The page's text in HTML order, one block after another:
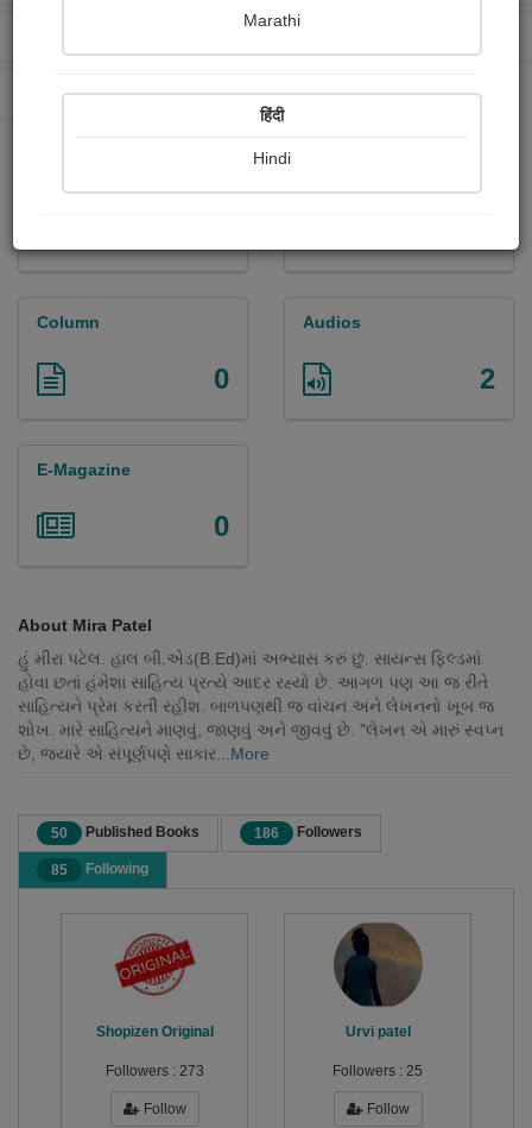
0 Paperback Sold
Column
0
Audios
2
E-Magazine
0
About Mira Patel
હું મીરા પટેલ. હાલ બી.એડ(B.Ed)માં અભ્યાસ કરું છું. સાયન્સ ફિલ્ડમાં
હોવા છતાં હંમેશા સાહિત્ય પ્રત્યે આદર રહ્યો છે. આગળ પણ આ જ રીતે
સાહિત્યને પ્રેમ કરતી રહીશ. બાળપણથી જ વાંચન અને લેખનનો ખૂબ જ
શોખ. મારે સાહિત્યને માણવું, જાણવું અને જીવવું છે. "લેખન એ મારું સ્વપ્ન
છે, જ્યારે એ સંપૂર્ણપણે સાકાર...More
50 Published Books 186 Followers
85 Following
Shopizen Original
Followers : 273
Follow
Urvi patel
Followers : 25
Follow
Marathi
हिंदी
Hindi